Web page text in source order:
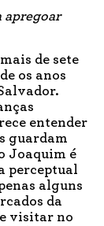
apregoar
de sete
os anos
entender
guardam
Joaquim é
perceptual
alguns
da
visitar no